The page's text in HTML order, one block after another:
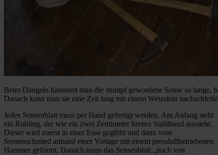
Beim Dängeln hämmert man die stumpf gewordene Sense so lange,
Danach kann man sie eine Zeit lang mit einem Wetzstein
Jedes Sensenblatt muss per Hand gefertigt werden. Am Anfang steht
ein Rohling, der wie ein zwei Zentimeter breites Stahlband aussieht.
Dieser wird zuerst in einer Esse geglüht und dann vom
Sensenschmied anhand einer Vorlage mit einem pressluftbetriebenen
Hammer geformt. Danach muss das Sensenblatt „noch von